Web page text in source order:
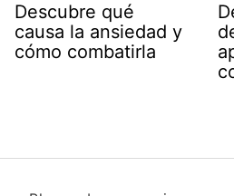
Descubre qué
causa la ansiedad y
cómo combatirla